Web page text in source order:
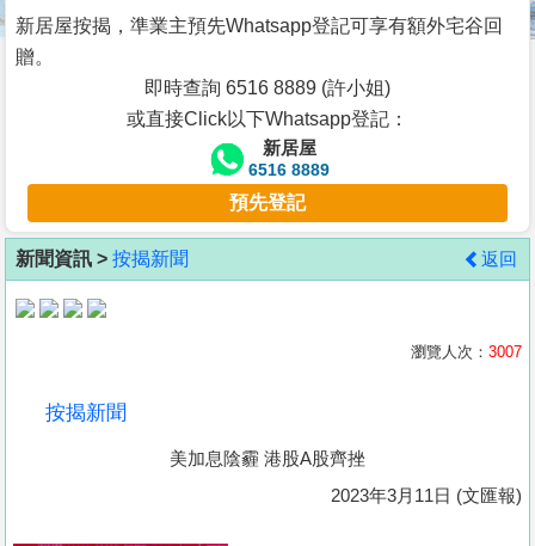
谷
按
客
地
產
新居屋按揭，準業主預先Whatsapp登記可享有額外宅谷回
贈。
即時查詢 6516 8889 (許小姐)
或直接Click以下Whatsapp登記：
新居屋
6516 8889
預先登記
新聞資訊 > 按揭新聞 返回
瀏覽人次： 3007
按揭新聞
美加息陰霾 港股A股齊挫
2023年3月11日 (文匯報)